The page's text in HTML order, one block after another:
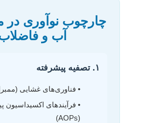
چارچوب نوآوری در
آب و
۱. تصفیه پیشرفته
• فناوری‌های غشایی
• فرآیندهای اکسیداسیون
(AOPs)